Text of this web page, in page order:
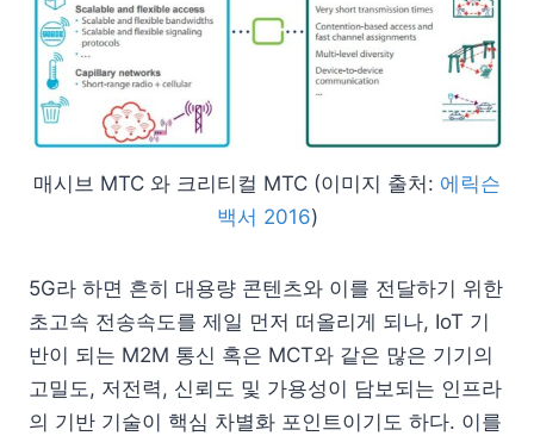
매시브 MTC 와 크리티컬 MTC (이미지 출처: 에릭슨
백서 2016)
5G라 하면 흔히 대용량 콘텐츠와 이를 전달하기 위한
초고속 전송속도를 제일 먼저 떠올리게 되나, IoT 기
반이 되는 M2M 통신 혹은 MCT와 같은 많은 기기의
고밀도, 저전력, 신뢰도 및 가용성이 담보되는 인프라
의 기반 기술이 핵심 차별화 포인트이기도 하다. 이를